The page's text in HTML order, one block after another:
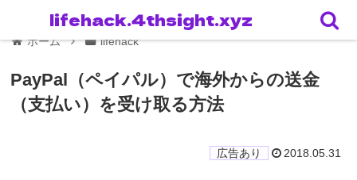
ホーム lifehack
PayPal（ペイパル）で海外からの送金
（支払い）を受け取る方法
2018.05.31
lifehack.4thsight.xyz